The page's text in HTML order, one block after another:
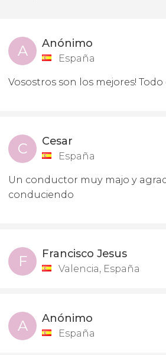
A Anónimo
España
Vosostros son los mejores! Todo
C Cesar
España
Un conductor muy majo y
conduciendo
F Francisco Jesus
Valencia, España
A Anónimo
España